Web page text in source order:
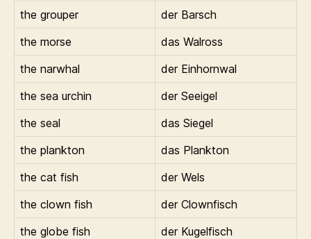
the grouper
der Barsch
the morse
das Walross
the narwhal
der Einhornwal
the sea urchin
der Seeigel
the seal
das Siegel
the plankton
das Plankton
the cat fish
der Wels
the clown fish
der Clownfisch
the globe fish
der Kugelfisch